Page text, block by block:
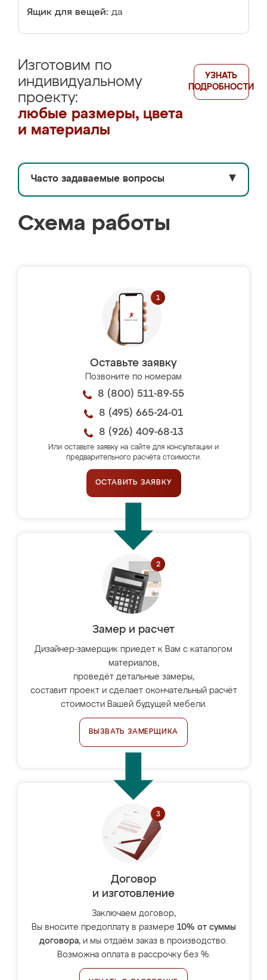
Ящик для вещей: да
Изготовим по
индивидуальному
проекту:
любые размеры, цвета
и материалы
УЗНАТЬ
ПОДРОБНОСТИ
Часто задаваемые вопросы ▼
Схема работы
Оставьте заявку
Позвоните по номерам
8 (800) 511-89-55
8 (495) 665-24-01
8 (926) 409-68-13
Или оставьте заявку на сайте для консультации и
предварительного расчёта стоимости.
ОСТАВИТЬ ЗАЯВКУ
Замер и расчет
Дизайнер-замерщик приедет к Вам с каталогом
материалов,
проведёт детальные замеры,
составит проект и сделает окончательный расчёт
стоимости Вашей будущей мебели.
ВЫЗВАТЬ ЗАМЕРЩИКА
Договор
и изготовление
Заключаем договор,
Вы вносите предоплату в размере 10% от суммы
договора, и мы отдаём заказ в производство.
Возможна оплата в рассрочку без %.